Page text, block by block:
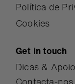
Política de
Cookies
Get in touch
Dicas &